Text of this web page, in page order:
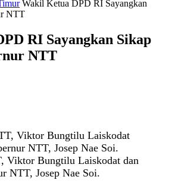
Wakil Ketua DPD RI Sayangkan
NTT
RI Sayangkan Sikap
NTT
Viktor Bungtilu Laiskodat dan
NTT, Josep Nae Soi.